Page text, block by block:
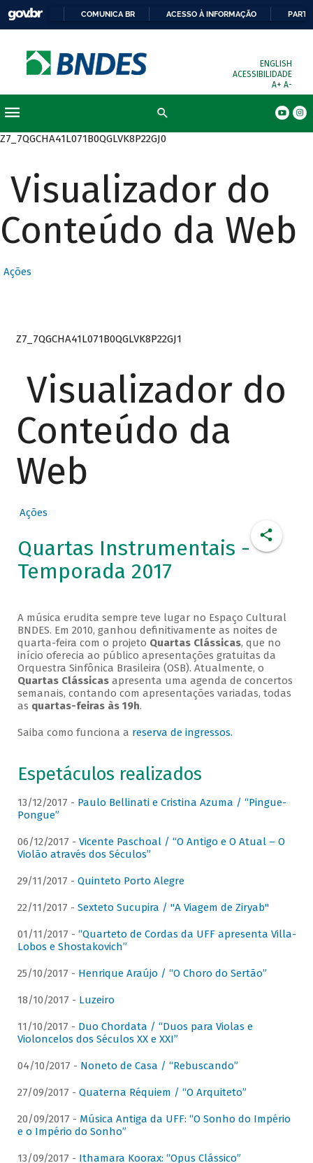
COMUNICA BR ACESSO À INFORMAÇÃO
ENGLISH
ACESSIBILIDADE
A+ A-
Z7_7QGCHA41L071B0QGLVK8P22GJ0
Visualizador do
Conteúdo da Web
Ações
Z7_7QGCHA41L071B0QGLVK8P22GJ1
Visualizador do
Conteúdo da
Web
Ações
Quartas Instrumentais -
Temporada 2017
A música erudita sempre teve lugar no Espaço Cultural
BNDES. Em 2010, ganhou definitivamente as noites de
quarta-feira com o projeto Quartas Clássicas, que no
início oferecia ao público apresentações gratuitas da
Orquestra Sinfônica Brasileira (OSB). Atualmente, o
Quartas Clássicasapresenta uma agenda de concertos
semanais, contando com apresentações variadas, todas
as quartas-feiras às 19h.
Saiba como funciona a reserva de ingressos.
Espetáculos realizados
13/12/2017 - Paulo Bellinati e Cristina Azuma / “Pingue-
Pongue”
06/12/2017 - Vicente Paschoal / “O Antigo e O Atual – O
Violão através dos Séculos”
29/11/2017 - Quinteto Porto Alegre
22/11/2017 - Sexteto Sucupira / "A Viagem de Ziryab"
01/11/2017 - “Quarteto de Cordas da UFF apresenta Villa-
Lobos e Shostakovich”
25/10/2017 - Henrique Araújo / “O Choro do Sertão”
18/10/2017 - Luzeiro
11/10/2017 - Duo Chordata / “Duos para Violas e
Violoncelos dos Séculos XX e XXI”
04/10/2017 - Noneto de Casa / “Rebuscando”
27/09/2017 - Quaterna Réquiem / “O Arquiteto”
20/09/2017 - Música Antiga da UFF: “O Sonho do Império
e o Império do Sonho”
13/09/2017 - Ithamara Koorax: “Opus Clássico”